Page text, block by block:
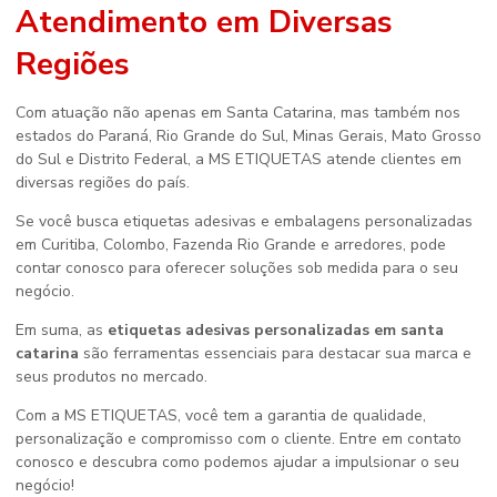
Atendimento em Diversas
Regiões
Com atuação não apenas em Santa Catarina, mas também nos
estados do Paraná, Rio Grande do Sul, Minas Gerais, Mato Grosso
do Sul e Distrito Federal, a MS ETIQUETAS atende clientes em
diversas regiões do país.
Se você busca etiquetas adesivas e embalagens personalizadas
em Curitiba, Colombo, Fazenda Rio Grande e arredores, pode
contar conosco para oferecer soluções sob medida para o seu
negócio.
Em suma, as etiquetas adesivas personalizadas em santa
catarina são ferramentas essenciais para destacar sua marca e
seus produtos no mercado.
Com a MS ETIQUETAS, você tem a garantia de qualidade,
personalização e compromisso com o cliente. Entre em contato
conosco e descubra como podemos ajudar a impulsionar o seu
negócio!